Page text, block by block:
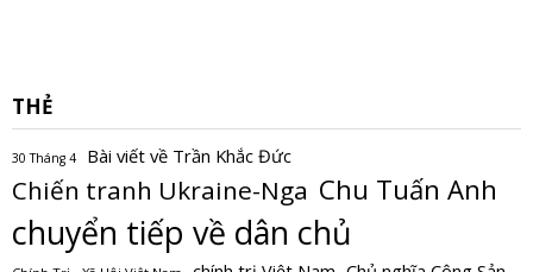
THẺ
30 Tháng 4 Bài viết về Trần Khắc Đức
Chiến tranh Ukraine-Nga Chu Tuấn Anh
chuyển tiếp về dân chủ